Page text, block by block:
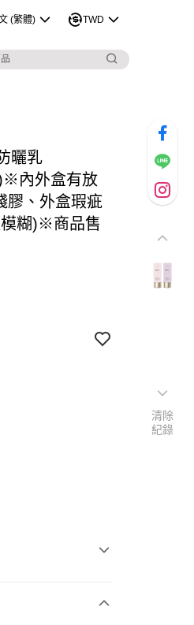
(繁體) TWD
曬乳
內外盒有放
膠、外盒瑕疵
糊)※商品售
清除
紀錄